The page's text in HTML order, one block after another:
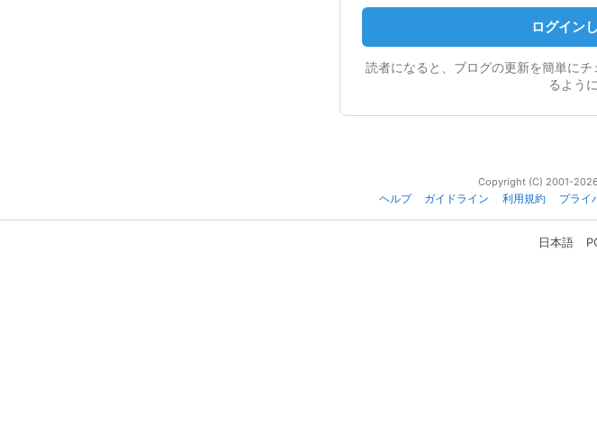
ログイン
読者になると、ブログの更新を簡単に
るよう
Copyright (C) 2001-
ヘルプ
ガイドライン 利用規約 プライ
日本語